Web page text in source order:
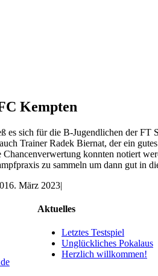
Kempten
es sich für die B-Jugendlichen der FT
Trainer Radek Biernat, der ein
Chancenverwertung konnten notiert
zu sammeln um dann gut in
16. März 2023|
Aktuelles
Letztes Testspiel
Unglückliches Pokalaus
Herzlich willkommen!